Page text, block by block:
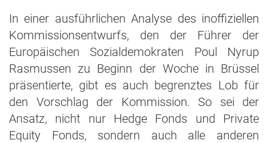
In einer ausführlichen Analyse des inoffiziellen
Kommissionsentwurfs, den der Führer der
Europäischen Sozialdemokraten Poul Nyrup
Rasmussen zu Beginn der Woche in Brüssel
präsentierte, gibt es auch begrenztes Lob für
den Vorschlag der Kommission. So sei der
Ansatz, nicht nur Hedge Fonds und Private
Equity Fonds, sondern auch alle anderen